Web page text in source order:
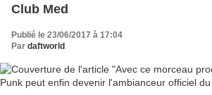
Club Med
Publié le 23/06/2017 à 17:04
Par daftworld